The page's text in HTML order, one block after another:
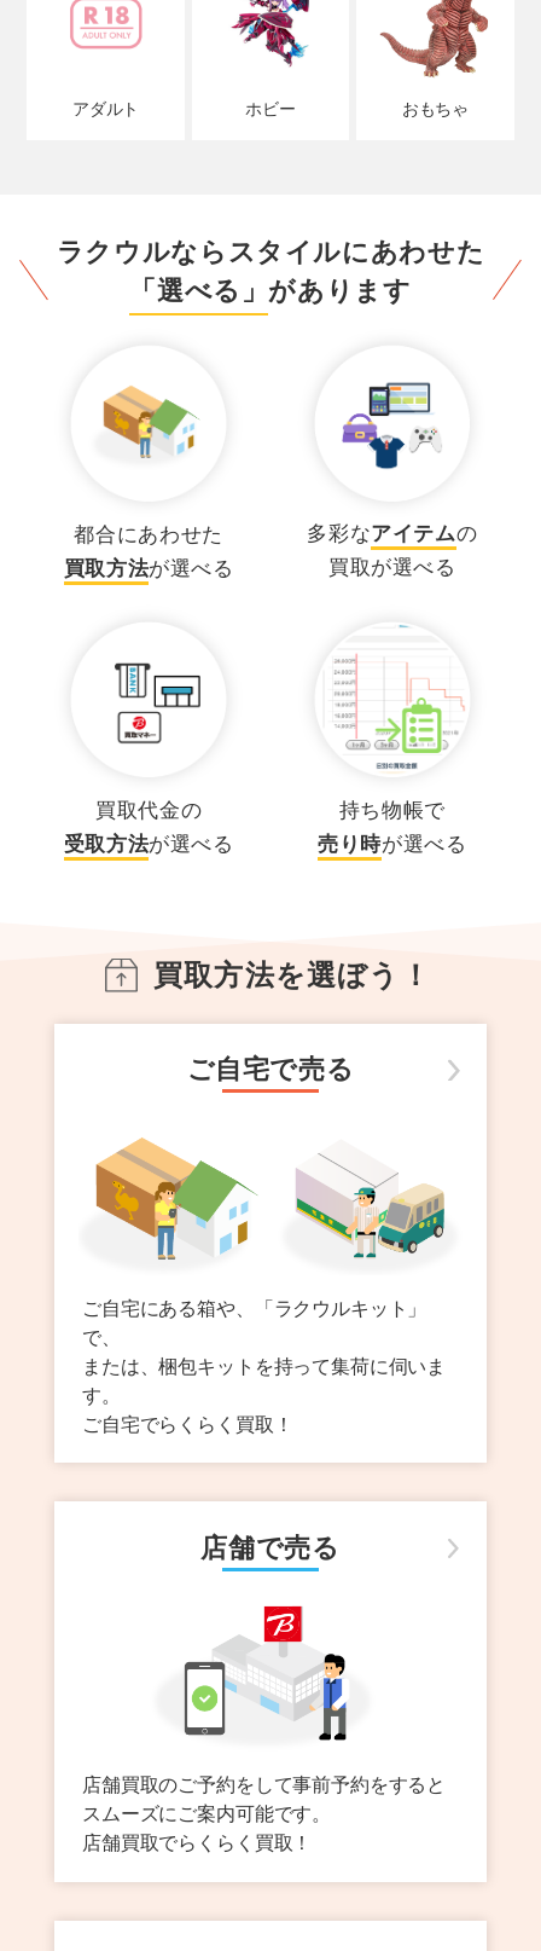
アダルト ホビー おもちゃ
ラクウルならスタイルにあわせた
「選べる」 があります
都合にあわせた
買取方法が選べる
多彩なアイテムの
買取が選べる
買取代金の
受取方法が選べる
持ち物帳で
売り時が選べる
買取方法を選ぼう！
ご自宅で売る
ご自宅にある箱や、「ラクウルキット」
で、
または、梱包キットを持って集荷に伺いま
す。
ご自宅でらくらく買取！
店舗で売る
店舗買取のご予約をして事前予約をすると
スムーズにご案内可能です。
店舗買取でらくらく買取！